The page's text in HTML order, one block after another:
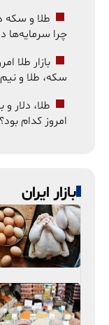
طلا و
چرا سرمایه‌ها
بازار طلا
سکه، طلا و
طلا، دلار
امروز کدام بود؟
بازار ایران